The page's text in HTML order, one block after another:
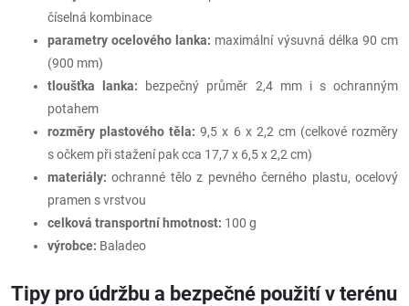
číselná kombinace
parametry ocelového lanka: maximální výsuvná délka 90 cm
(900 mm)
tloušťka lanka: bezpečný průměr 2,4 mm i s ochranným
potahem
rozměry plastového těla: 9,5 x 6 x 2,2 cm (celkové rozměry
s očkem při stažení pak cca 17,7 x 6,5 x 2,2 cm)
materiály: ochranné tělo z pevného černého plastu, ocelový
pramen s vrstvou
celková transportní hmotnost: 100 g
výrobce: Baladeo
Tipy pro údržbu a bezpečné použití v terénu